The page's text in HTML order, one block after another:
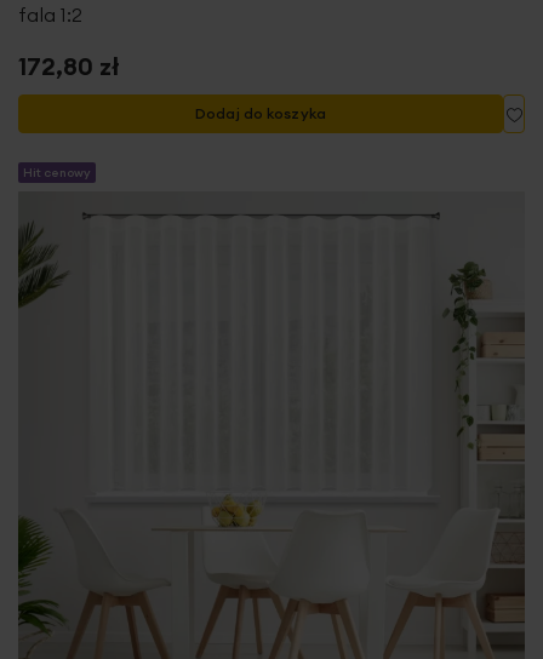
fala 1:2
172,80 zł
Dodaj do koszyka
Hit cenowy